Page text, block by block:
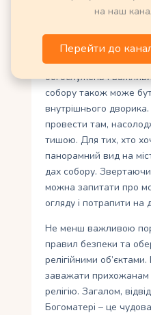
досвідження. При
слід пам’ятати про
ставлення до місцевих
Заборонено
богослужень і
собору також може
внутрішнього
провести там,
тишою. Для тих, хто
панорамний вид на
дах собору.
можна запитати про
огляду і потрапити на
Не менш важливою
правил безпеки та
релігійними
заважати прихожанам
релігію. Загалом,
Богоматері – це
на наш
Перейти до